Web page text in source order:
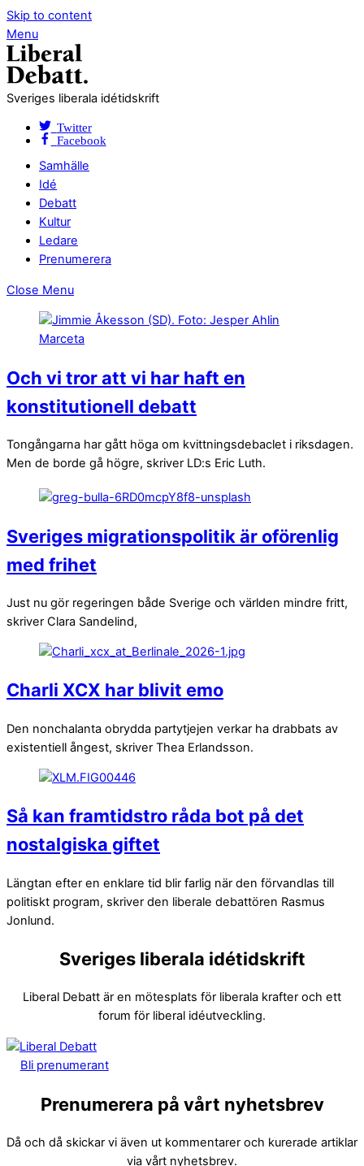
Skip to content
Menu
Sveriges liberala idétidskrift
Twitter
Facebook
Samhälle
Idé
Debatt
Kultur
Ledare
Prenumerera
Close Menu
Och vi tror att vi har haft en
konstitutionell debatt
Tongångarna har gått höga om kvittningsdebaclet i riksdagen.
Men de borde gå högre, skriver LD:s Eric Luth.
Sveriges migrationspolitik är oförenlig
med frihet
Just nu gör regeringen både Sverige och världen mindre fritt,
skriver Clara Sandelind,
Charli XCX har blivit emo
Den nonchalanta obrydda partytjejen verkar ha drabbats av
existentiell ångest, skriver Thea Erlandsson.
Så kan framtidstro råda bot på det
nostalgiska giftet
Längtan efter en enklare tid blir farlig när den förvandlas till
politiskt program, skriver den liberale debattören Rasmus
Jonlund.
Sveriges liberala idétidskrift
Liberal Debatt är en mötesplats för liberala krafter och ett
forum för liberal idéutveckling.
Bli prenumerant
Prenumerera på vårt nyhetsbrev
Då och då skickar vi även ut kommentarer och kurerade artiklar
via vårt nyhetsbrev.